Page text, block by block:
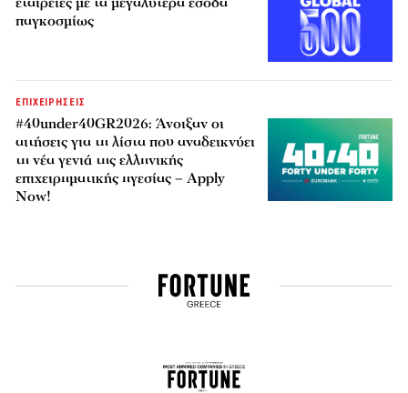
παγκοσμίως
ΕΠΙΧΕΙΡΗΣΕΙΣ
#40under40GR2026: Άνοιξαν οι
αιτήσεις για τη λίστα που αναδεικνύει
τη νέα γενιά της ελληνικής
επιχειρηματικής ηγεσίας – Apply
Now!